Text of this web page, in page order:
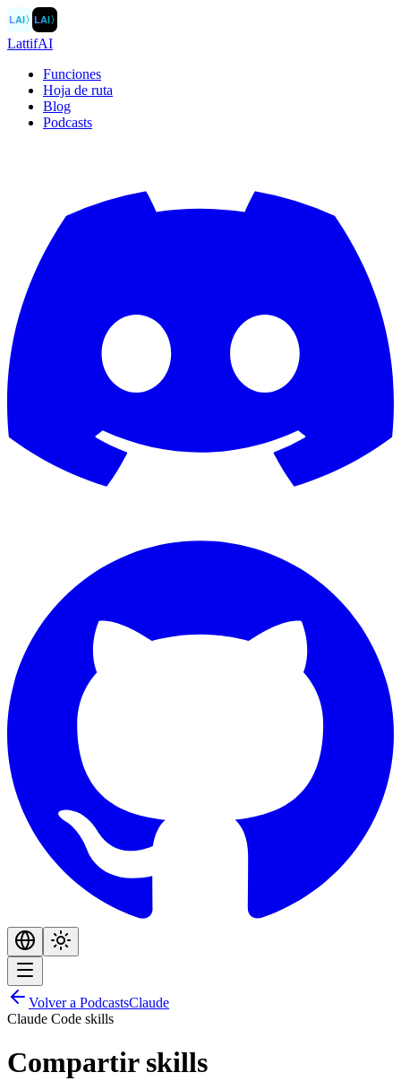
LAI〉LAI〉
LattifAI
Funciones
Hoja de ruta
Blog
Podcasts
Volver a PodcastsClaude
Claude Code skills
Compartir skills